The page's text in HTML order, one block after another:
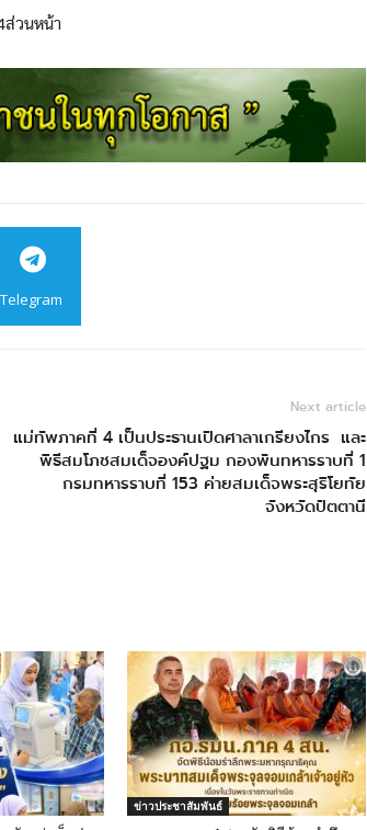
ส่วนหน้า
Telegram
Next article
แม่ทัพภาคที่ 4 เป็นประธานเปิดศาลาเกรียงไกร และ
พิธีสมโภชสมเด็จองค์ปฐม กองพันทหารราบที่ 1
กรมทหารราบที่ 153 ค่ายสมเด็จพระสุริโยทัย
จังหวัดปัตตานี
ข่าวประชาสัมพันธ์